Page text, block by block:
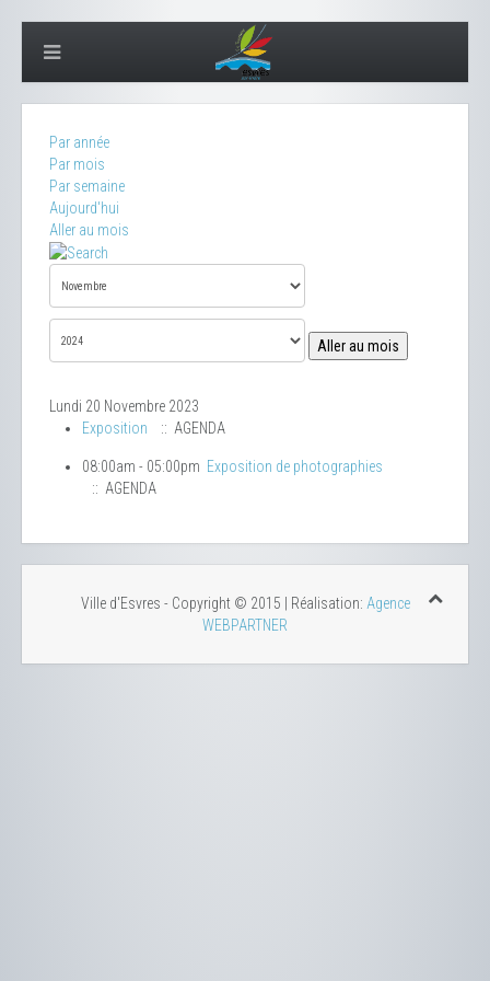
Par année
Par mois
Par semaine
Aujourd'hui
Aller au mois
Aller au mois
Lundi 20 Novembre 2023
Exposition
:: AGENDA
08:00am - 05:00pm Exposition de photographies
:: AGENDA
Ville d'Esvres - Copyright © 2015 | Réalisation: Agence
WEBPARTNER